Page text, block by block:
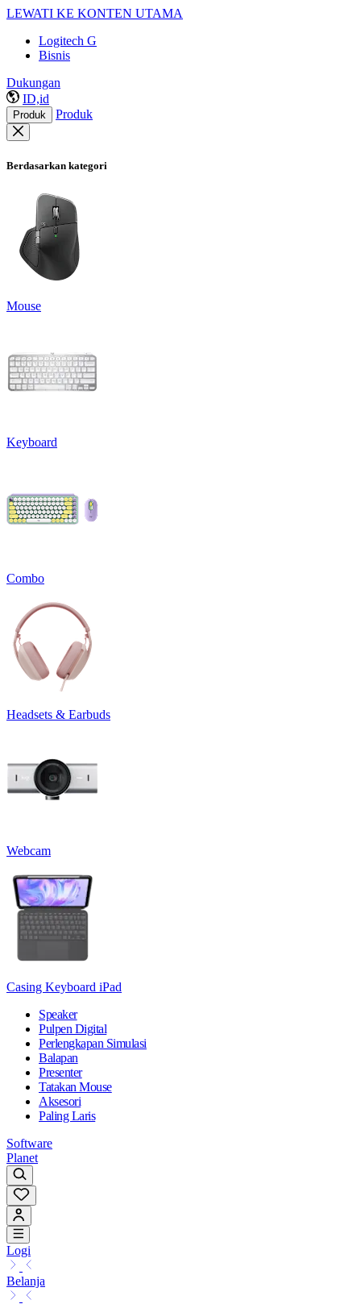
LEWATI KE KONTEN UTAMA
Logitech G
Bisnis
Dukungan
ID,id
Produk Produk
Berdasarkan kategori
Mouse
Keyboard
Combo
Headsets & Earbuds
Webcam
Casing Keyboard iPad
Speaker
Pulpen Digital
Perlengkapan Simulasi
Balapan
Presenter
Tatakan Mouse
Aksesori
Paling Laris
Software
Planet
Logi
Belanja